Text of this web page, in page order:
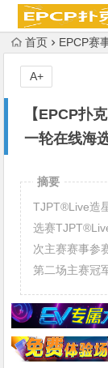
首页 EPCP赛
【EPCP扑
一轮在线海
A+
摘要
TJPT®Live造
选赛
次主赛赛事参
第二场主赛冠